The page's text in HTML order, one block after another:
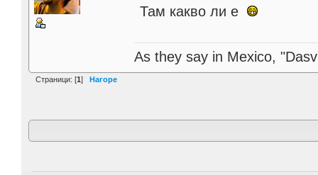
Там какво ли е
As they say in Mexico,
Страници: [1] Нагоре